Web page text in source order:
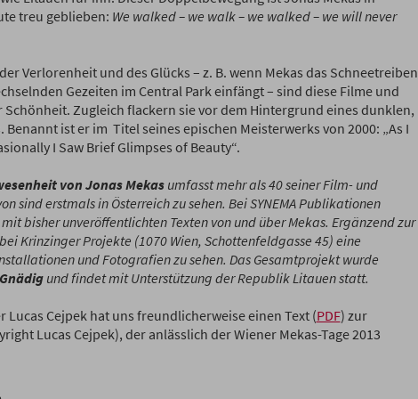
treu geblieben: We walked – we walk – we walked – we will never
Verlorenheit und des Glücks – z. B. wenn Mekas das Schneetreiben
Gezeiten im Central Park einfängt – sind diese Filme und
Zugleich flackern sie vor dem Hintergrund eines dunklen,
ist er im ­ Titel seines epischen Meisterwerks von 2000: „As I
I Saw Brief Glimpses of Beauty“.
von Jonas Mekas umfasst mehr als 40 seiner Film- und
sind erstmals in Österreich zu sehen. Bei SYNEMA Publikationen
bisher unveröffentlichten Texten von und über Mekas. Ergänzend zur
Krinzinger Projekte (1070 Wien, Schottenfeldgasse 45) eine
und Fotografien zu sehen. Das Gesamtprojekt wurde
und findet mit Unterstützung der Republik Litauen statt.
Lucas Cejpek hat uns freundlicherweise einen Text(PDF) zur
Lucas Cejpek), der anlässlich der Wiener Mekas-Tage 2013